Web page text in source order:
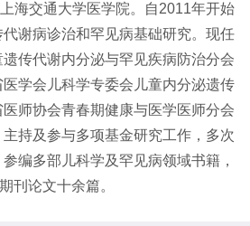
海交通大学医学院。自2011年开始
谢病诊治和罕见病基础研究。现任
传代谢内分泌与罕见疾病防治分会
学会儿科学专委会儿童内分泌遗传
师协会青春期健康与医学医师分会
持及参与多项基金研究工作，多次
编多部儿科学及罕见病领域书籍，
刊论文十余篇。